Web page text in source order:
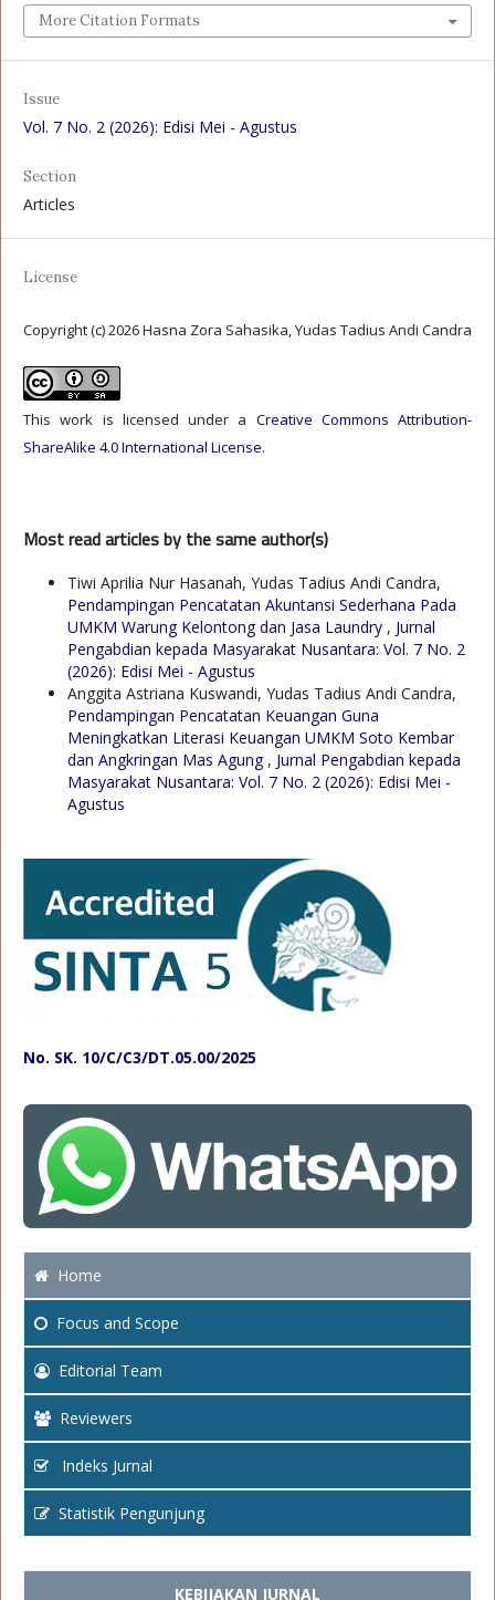
More Citation Formats
Issue
Vol. 7 No. 2 (2026): Edisi Mei - Agustus
Section
Articles
License
Copyright (c) 2026 Hasna Zora Sahasika, Yudas Tadius Andi Candra
This work is licensed under a Creative Commons Attribution-
ShareAlike 4.0 International License.
Most read articles by the same author(s)
Tiwi Aprilia Nur Hasanah, Yudas Tadius Andi Candra,
Pendampingan Pencatatan Akuntansi Sederhana Pada
UMKM Warung Kelontong dan Jasa Laundry , Jurnal
Pengabdian kepada Masyarakat Nusantara: Vol. 7 No. 2
(2026): Edisi Mei - Agustus
Anggita Astriana Kuswandi, Yudas Tadius Andi Candra,
Pendampingan Pencatatan Keuangan Guna
Meningkatkan Literasi Keuangan UMKM Soto Kembar
dan Angkringan Mas Agung , Jurnal Pengabdian kepada
Masyarakat Nusantara: Vol. 7 No. 2 (2026): Edisi Mei -
Agustus
No. SK. 10/C/C3/DT.05.00/2025
Home
Focus and Scope
Editorial Team
Reviewers
Indeks Jurnal
Statistik Pengunjung
KEBIJAKAN JURNAL